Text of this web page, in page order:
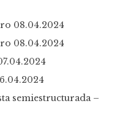
08.04.2024
08.04.2024
semiestructurada –